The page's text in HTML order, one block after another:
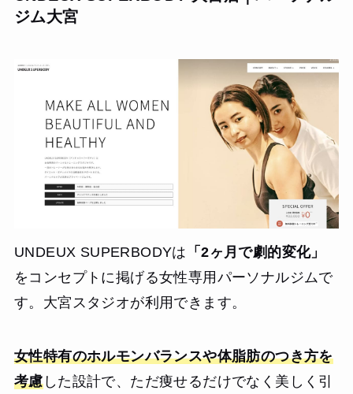
ぴったりです。町田店に通っていますが、トレーナーさん
グのミット打ちや、ゲーム感覚で体を動かすファンクショ
ナルトレーニングが中心なので、60分が本当にあっという
間です。キツい時もトレーナーさんが盛り上げてくれるの
で、気づいたら限界を超えて動けている自分に驚きます。
【結果・変化】
週2回通っていますが、あんなに嫌いだった運動が今では一
番のストレス解消法になりました。通い始めて3ヶ月で体重
は7kg落ち、何より体力がついて仕事中に疲れにくくなった
のがデカいです。食事制限も「あれダメこれダメ」という
ので、飲み会を楽しみながらでも続けられています。運動
を「遊び」に変えたい人には最高の環境だと思います。
ジム大宮
UNDEUX SUPERBODYは 「2ヶ月で劇的変化」
をコンセプトに掲げる女性専用パーソナルジムで
す。大宮スタジオが利用できます。
女性特有のホルモンバランスや体脂肪のつき方を
考慮した設計で、ただ痩せるだけでなく美しく引